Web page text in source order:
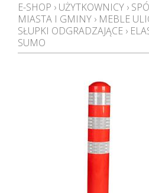
E-SHOP › UŻYTKOWNICY ›
MIASTA I GMINY › MEBLE
SŁUPKI ODGRADZAJĄCE ›
SUMO